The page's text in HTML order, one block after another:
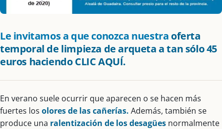
Le invitamos a que conozca nuestra oferta
temporal de limpieza de arqueta a tan sólo 45
euros haciendo CLIC AQUÍ.
En verano suele ocurrir que aparecen o se hacen más
fuertes los olores de las cañerías. Además, también se
produce una ralentización de los desagües normalmente